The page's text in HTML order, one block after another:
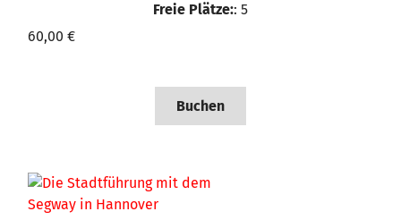
Freie Plätze:: 5
60,00 €
Buchen